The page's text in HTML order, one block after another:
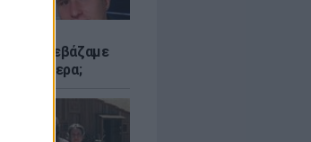
που κατεβάζαμε
σήμερα;